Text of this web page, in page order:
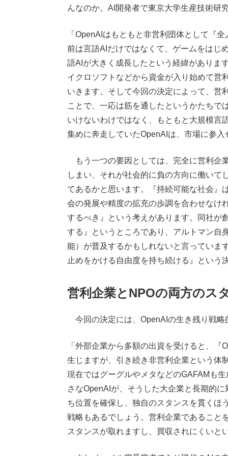
んなのか。AI開発者で東京大学生産技術研
「OpenAIはもともと非営利団体として『
前は言語AIだけではなくて、ゲームをはじ
語AIが大きく成長したという経緯がありま
イクロソフトなどから資金が入り始めて営
いきます。そして今回の決定によって、営
ことで、一応は筋を通したというかたちで
いけないわけではなく、もともと大規模言
集めに奔走していたOpenAIは、市場に参
もう一つの要因としては、完全に営利企
しまい、それが社会的に負の方向に働いて
てあるかと思います。『持続可能な社会』
会の発展や精度の拡充の歩調を合わせなけ
するべき』という考えがあります。同社が
する』というところであり、アルトマン自
能）が普及するかもしれないと言っていま
止めをかける自由度を持ち続ける』という
営利企業とNPOの両方のス
今回の決定には、OpenAIの生き残り戦略
「外部企業から多額の出資を受けると、
生じますが、引き続き非営利企業という体
現在ではグーグルやメタなどのGAFAMも
さなOpenAIが、そうした大企業と長期的
ち位置を確保し、独自のスタンスを貫くほ
戦略もあるでしょう。営利企業であること
スタンスが取れますし、買収されにくいと